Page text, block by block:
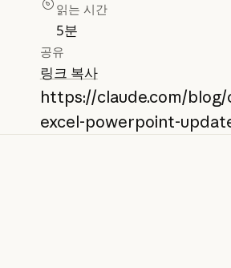
읽는 시간
5분
공유
링크 복사
https://claude.com/blog/
excel-powerpoint-